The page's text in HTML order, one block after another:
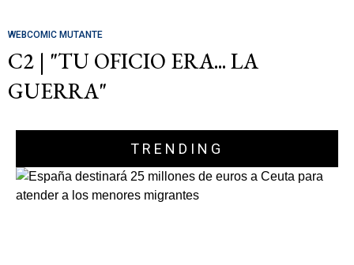
WEBCOMIC MUTANTE
C2 | "TU OFICIO ERA... LA
GUERRA"
TRENDING